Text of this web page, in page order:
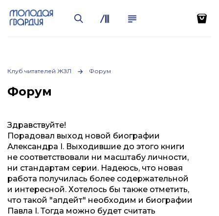
Клуб читателей ЖЗЛ Форум
Форум
Здравствуйте!
Порадовал выход новой биографии
Александра I. Выходившие до этого книги
не соответствовали ни масштабу личности,
ни стандартам серии. Надеюсь, что новая
работа получилась более содержательной
и интересной. Хотелось бы также отметить,
что такой "апдейт" необходим и биографии
Павла I. Тогда можно будет считать